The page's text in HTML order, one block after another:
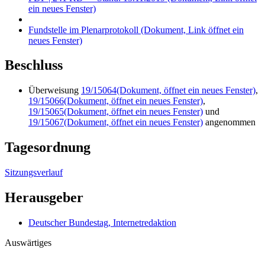
ein neues Fenster)
Fundstelle im Plenarprotokoll (Dokument, Link öffnet ein
neues Fenster)
Beschluss
Überweisung 19/15064(Dokument, öffnet ein neues Fenster),
19/15066(Dokument, öffnet ein neues Fenster),
19/15065(Dokument, öffnet ein neues Fenster) und
19/15067(Dokument, öffnet ein neues Fenster) angenommen
Tagesordnung
Sitzungsverlauf
Herausgeber
Deutscher Bundestag, Internetredaktion
Auswärtiges